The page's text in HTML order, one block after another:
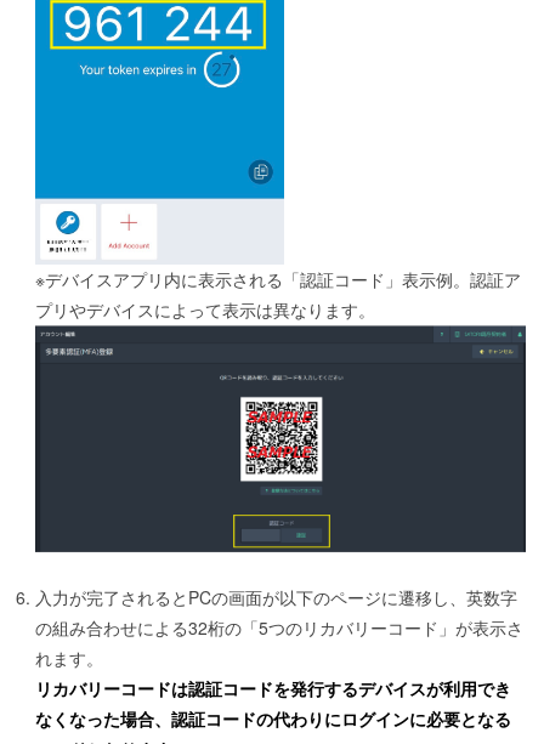
※デバイスアプリ内に表示される「認証コード」表示例。認証ア
プリやデバイスによって表示は異なります。
入力が完了されるとPCの画面が以下のページに遷移し、英数字
の組み合わせによる32桁の「5つのリカバリーコード」が表示さ
れます。
リカバリーコードは認証コードを発行するデバイスが利用でき
なくなった場合、認証コードの代わりにログインに必要となる